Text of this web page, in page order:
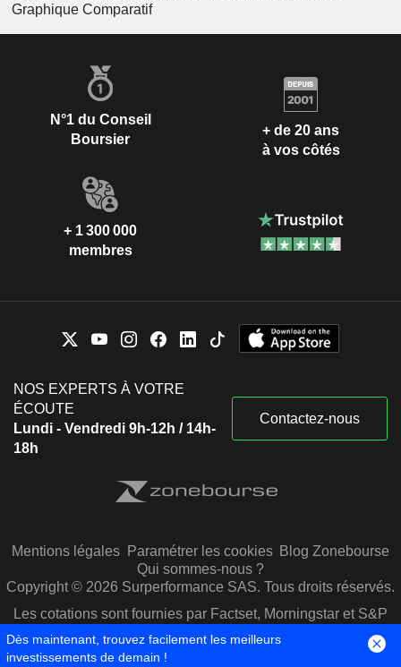
Graphique Comparatif
N°1 du Conseil
Boursier
+ de 20 ans
à vos côtés
+ 1 300 000
membres
NOS EXPERTS À VOTRE
ÉCOUTE
Lundi - Vendredi 9h-12h / 14h-
18h
Contactez-nous
Mentions légales Paramétrer les cookies Blog Zonebourse
Qui sommes-nous ?
Copyright © 2026 Surperformance SAS. Tous droits réservés.
Les cotations sont fournies par Factset, Morningstar et S&P
Capital IQ
Dès maintenant, trouvez facilement les meilleurs
investissements de demain !